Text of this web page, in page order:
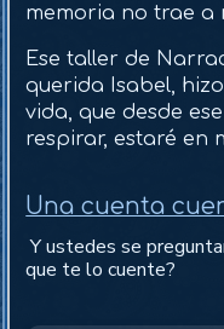
memoria no trae a
Ese taller de
querida Isabel,
vida, que desde
respirar, estaré en
Una cuenta
Y ustedes se
que te lo cuente?